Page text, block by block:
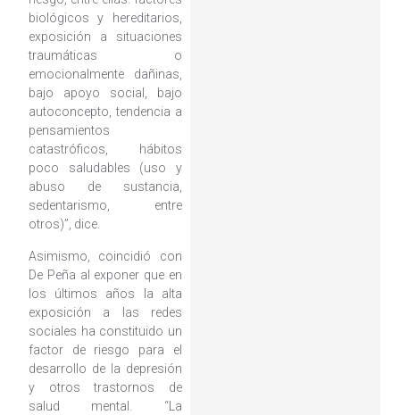
biológicos y hereditarios,
exposición a situaciones
traumáticas o
emocionalmente dañinas,
bajo apoyo social, bajo
autoconcepto, tendencia a
pensamientos
catastróficos, hábitos
poco saludables (uso y
abuso de sustancia,
sedentarismo, entre
otros)”, dice.
Asimismo, coincidió con
De Peña al exponer que en
los últimos años la alta
exposición a las redes
sociales ha constituido un
factor de riesgo para el
desarrollo de la depresión
y otros trastornos de
salud mental. “La